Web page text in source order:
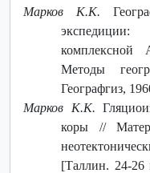
Марков К.К.
комплексной
Методы
Географгиз,
Марков К.К.
коры //
[Таллин. 24-